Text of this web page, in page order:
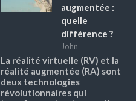
augmentée :
quelle
différence ?
John
La réalité virtuelle (RV) et la
réalité augmentée (RA) sont
deux technologies
révolutionnaires qui